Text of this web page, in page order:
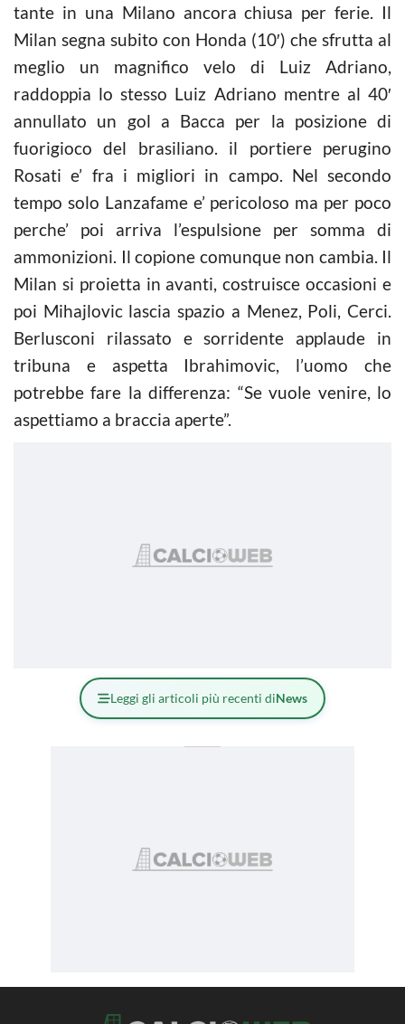
tante in una Milano ancora chiusa per ferie. Il
Milan segna subito con Honda (10′) che sfrutta al
meglio un magnifico velo di Luiz Adriano,
raddoppia lo stesso Luiz Adriano mentre al 40′
annullato un gol a Bacca per la posizione di
fuorigioco del brasiliano. il portiere perugino
Rosati e’ fra i migliori in campo. Nel secondo
tempo solo Lanzafame e’ pericoloso ma per poco
perche’ poi arriva l’espulsione per somma di
ammonizioni. Il copione comunque non cambia. Il
Milan si proietta in avanti, costruisce occasioni e
poi Mihajlovic lascia spazio a Menez, Poli, Cerci.
Berlusconi rilassato e sorridente applaude in
tribuna e aspetta Ibrahimovic, l’uomo che
potrebbe fare la differenza: “Se vuole venire, lo
aspettiamo a braccia aperte”.
Leggi gli articoli più recenti diNews